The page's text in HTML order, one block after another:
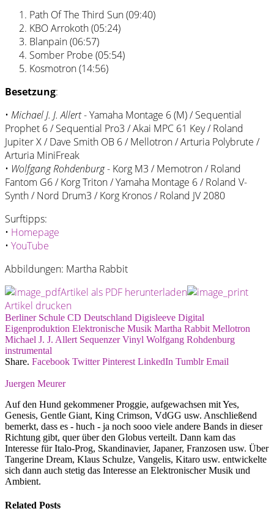
Path Of The Third Sun (09:40)
KBO Arrokoth (05:24)
Blanpain (06:57)
Somber Probe (05:54)
Kosmotron (14:56)
Besetzung:
• Michael J. J. Allert- Yamaha Montage 6 (M) / Sequential
Prophet 6 / Sequential Pro3 / Akai MPC 61 Key / Roland
Jupiter X / Dave Smith OB 6 / Mellotron / Arturia Polybrute /
Arturia MiniFreak
• Wolfgang Rohdenburg- Korg M3 / Memotron / Roland
Fantom G6 / Korg Triton / Yamaha Montage 6 / Roland V-
Synth / Nord Drum3 / Korg Kronos / Roland JV 2080
Surftipps:
• Homepage
• YouTube
Abbildungen: Martha Rabbit
Artikel als PDF herunterladen
Artikel drucken
Berliner Schule CD Deutschland Digisleeve Digital
Eigenproduktion Elektronische Musik Martha Rabbit Mellotron
Michael J. J. Allert Sequenzer Vinyl Wolfgang Rohdenburg
instrumental
Share. Facebook Twitter Pinterest LinkedIn Tumblr Email
Juergen Meurer
Auf den Hund gekommener Proggie, aufgewachsen mit Yes,
Genesis, Gentle Giant, King Crimson, VdGG usw. Anschließend
bemerkt, dass es - huch - ja noch sooo viele andere Bands in dieser
Richtung gibt, quer über den Globus verteilt. Dann kam das
Interesse für Italo-Prog, Skandinavier, Japaner, Franzosen usw. Über
Tangerine Dream, Klaus Schulze, Vangelis, Kitaro usw. entwickelte
sich dann auch stetig das Interesse an Elektronischer Musik und
Ambient.
Related Posts